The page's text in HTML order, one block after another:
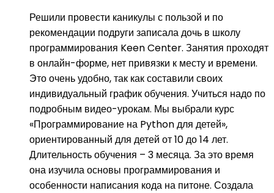
Решили провести каникулы с пользой и по
рекомендации подруги записала дочь в школу
программирования Keen Center. Занятия проходят
в онлайн-форме, нет привязки к месту и времени.
Это очень удобно, так как составили своих
индивидуальный график обучения. Учиться надо по
подробным видео-урокам. Мы выбрали курс
«Программирование на Python для детей»,
ориентированный для детей от 10 до 14 лет.
Длительность обучения – 3 месяца. За это время
она изучила основы программирования и
особенности написания кода на питоне. Создала